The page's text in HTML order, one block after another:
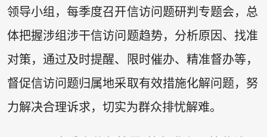
领导小组，每季度召开信访问题研判专题会，总
体把握涉组涉干信访问题趋势，分析原因、找准
对策，通过及时提醒、限时催办、精准督办等，
督促信访问题归属地采取有效措施化解问题，努
力解决合理诉求，切实为群众排忧解难。